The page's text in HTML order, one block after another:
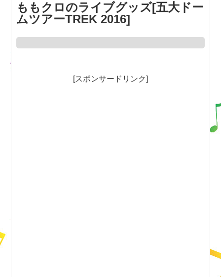
ももクロのライブグッズ[五大ドー
ムツアーTREK 2016]
[スポンサードリンク]